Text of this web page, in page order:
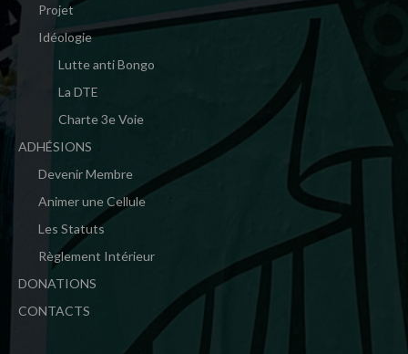
Projet
Idéologie
Lutte anti Bongo
La DTE
Charte 3e Voie
ADHÉSIONS
Devenir Membre
Animer une Cellule
Les Statuts
Règlement Intérieur
DONATIONS
CONTACTS